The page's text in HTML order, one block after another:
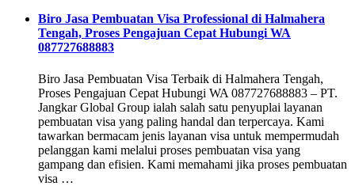
Biro Jasa Pembuatan Visa Professional di Halmahera
Tengah, Proses Pengajuan Cepat Hubungi WA
087727688883
Biro Jasa Pembuatan Visa Terbaik di Halmahera Tengah,
Proses Pengajuan Cepat Hubungi WA 087727688883 – PT.
Jangkar Global Group ialah salah satu penyuplai layanan
pembuatan visa yang paling handal dan terpercaya. Kami
tawarkan bermacam jenis layanan visa untuk mempermudah
pelanggan kami melalui proses pembuatan visa yang
gampang dan efisien. Kami memahami jika proses pembuatan
visa …